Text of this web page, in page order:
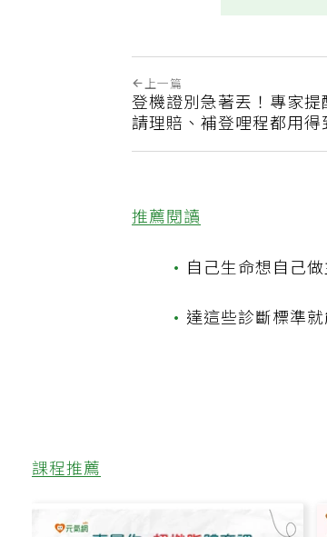
上一篇
登機證別急著丟！專家提
請理賠、補登哩程都用得
推薦閱讀
自己生命想自己
•達這些診斷標準
課程推薦